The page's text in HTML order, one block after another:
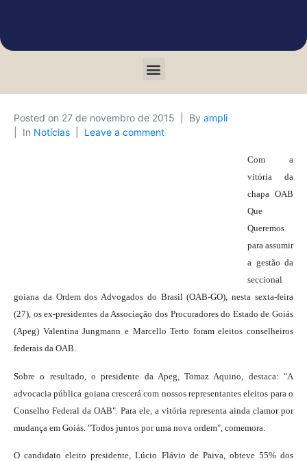
Posted on 27 de novembro de 2015 By ampli
In Notícias Leave a comment
Com a
vitória da
chapa OAB
Que
Queremos
para assumir
a gestão da
seccional
goiana da Ordem dos Advogados do Brasil (OAB-GO), nesta sexta-feira
(27), os ex-presidentes da Associação dos Procuradores do Estado de Goiás
(Apeg) Valentina Jungmann e Marcello Terto foram eleitos conselheiros
federais da OAB.
Sobre o resultado, o presidente da Apeg, Tomaz Aquino, destaca: "A
advocacia pública goiana crescerá com nossos representantes eleitos para o
Conselho Federal da OAB". Para ele, a vitória representa ainda clamor por
mudança em Goiás. "Todos juntos por uma nova ordem", comemora.
O candidato eleito presidente, Lúcio Flávio de Paiva, obteve 55% dos